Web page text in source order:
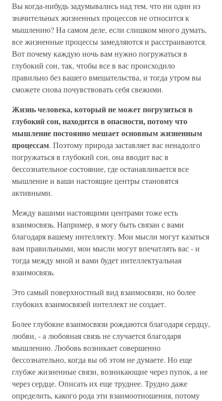
Вы когда-нибудь задумывались над тем, что ни один из
значительных жизненных процессов не относится к
мышлению? На самом деле, если слишком много думать,
все жизненные процессы замедляются и расстраиваются.
Вот почему каждую ночь вам нужно погружаться в
глубокий сон, так, чтобы все в вас происходило
правильно без вашего вмешательства, и тогда утром вы
сможете снова почувствовать себя свежими.
Жизнь человека, который не может погрузиться в
глубокий сон, находится в опасности, потому что
мышление постоянно мешает основным жизненным
процессам. Поэтому природа заставляет вас ненадолго
погружаться в глубокий сон, она вводит вас в
бессознательное состояние, где останавливается все
мышление и ваши настоящие центры становятся
активными.
Между вашими настоящими центрами тоже есть
взаимосвязь. Например, я могу быть связан с вами
благодаря вашему интеллекту. Мои мысли могут казаться
вам правильными, мои мысли могут впечатлять вас - и
тогда между мной и вами будет интеллектуальная
взаимосвязь.
Это самый поверхностный вид взаимосвязи, но более
глубоких взаимосвязей интеллект не создает.
Более глубокие взаимосвязи рождаются благодаря сердцу,
любви, - а любовная связь не случается благодаря
мышлению. Любовь возникает совершенно
бессознательно, когда вы об этом не думаете. Но еще
глубже жизненные связи, возникающие через пупок, а не
через сердце. Описать их еще труднее. Трудно даже
определить, какого рода эти взаимоотношения, потому